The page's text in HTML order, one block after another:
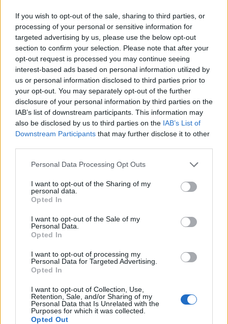
If you wish to opt-out of the sale, sharing to third parties, or
processing of your personal or sensitive information for
targeted advertising by us, please use the below opt-out
section to confirm your selection. Please note that after your
opt-out request is processed you may continue seeing
interest-based ads based on personal information utilized by
us or personal information disclosed to third parties prior to
your opt-out. You may separately opt-out of the further
disclosure of your personal information by third parties on the
IAB’s list of downstream participants. This information may
also be disclosed by us to third parties on the IAB’s List of
Downstream Participants that may further disclose it to other
Personal Data Processing Opt Outs
I want to opt-out of the Sharing of my
personal data.
Opted In
I want to opt-out of the Sale of my
Personal Data.
Opted In
I want to opt-out of processing my
Personal Data for Targeted Advertising.
Opted In
I want to opt-out of Collection, Use,
Retention, Sale, and/or Sharing of my
Personal Data that Is Unrelated with the
Purposes for which it was collected.
Opted Out
2025 4.7
Árnyékosztag
2021
Tsuki ga Michibiku Isekai
Douchuu
7.1
Hamburger Hill
2009
A rózsaszín párduc 2.